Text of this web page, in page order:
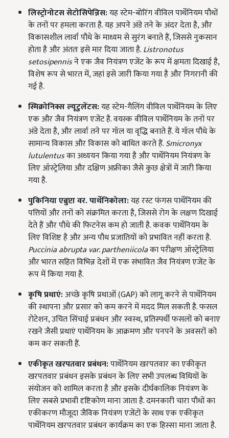
लिस्ट्रोनोटस सेटोसिपेन्निस:यह स्टेम-बोरिंग वीविल पार्थेनियम पौधों
के तनों पर हमला करता है. यह अपने अंडे तने के अंदर देता है, और
विकासशील लार्वा पौधे के माध्यम से सुरंग बनाते हैं, जिससे नुकसान
होता है और अंततः इसे मार दिया जाता है.Listronotus
setosipennisने एक जैव नियंत्रण एजेंट के रूप में क्षमता दिखाई है,
विशेष रूप से भारत में, जहां इसे जारी किया गया है और निगरानी की
गई है.
स्मिक्रोनिक्स ल्यूटुलेंटस:यह स्टेम-गैलिंग वीविल पार्थेनियम के लिए
एक और जैव नियंत्रण एजेंट है. वयस्क वीविल पार्थेनियम के तनों पर
अंडे देता है, और लार्वा तने पर गॉल या वृद्धि बनाते हैं. ये गॉल पौधे के
सामान्य विकास और विकास को बाधित करते हैं.Smicronyx
lutulentusका अध्ययन किया गया है और पार्थेनियम नियंत्रण के
लिए ऑस्ट्रेलिया और दक्षिण अफ्रीका जैसे कुछ क्षेत्रों में जारी किया
गया है.
पुकिनिया एब्रुप्टा वर. पार्थेनिकोला:यह रस्ट फंगस पार्थेनियम की
पत्तियों और तनों को संक्रमित करता है, जिससे रोग के लक्षण दिखाई
देते हैं और पौधे की फिटनेस कम हो जाती है. कवक पार्थेनियम के
लिए विशिष्ट है और अन्य पौध प्रजातियों को प्रभावित नहीं करता है.
Puccinia abrupta var. partheniicolaका परीक्षण ऑस्ट्रेलिया
और भारत सहित विभिन्न देशों में एक संभावित जैव नियंत्रण एजेंट के
रूप में किया गया है.
कृषिप्रथाएं:अच्छे कृषि प्रथाओं (GAP) को लागू करने से पार्थेनियम
की स्थापना और प्रसार को कम करने में मदद मिल सकती है. फसल
रोटेशन, उचित सिंचाई प्रबंधन और स्वस्थ, प्रतिस्पर्धी फसलों को बनाए
रखने जैसी प्रथाएं पार्थेनियम के आक्रमण और पनपने के अवसरों को
कम कर सकती हैं.
एकीकृत खरपतवार प्रबंधन:पार्थेनियम खरपतवार का एकीकृत
खरपतवार प्रबंधन इसके प्रबंधन के लिए सभी उपलब्ध विधियों के
संयोजन को शामिल करता है और इसके दीर्घकालिक नियंत्रण के
लिए सबसे प्रभावी दृष्टिकोण माना जाता है. दमनकारी चारा पौधों का
एकीकरण मौजूदा जैविक नियंत्रण एजेंटों के साथ एक एकीकृत
पार्थेनियम खरपतवार प्रबंधन कार्यक्रम का एक हिस्सा माना जाता है.